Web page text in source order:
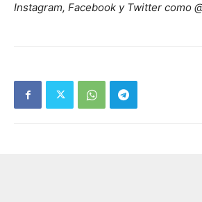
Instagram, Facebook y Twitter como